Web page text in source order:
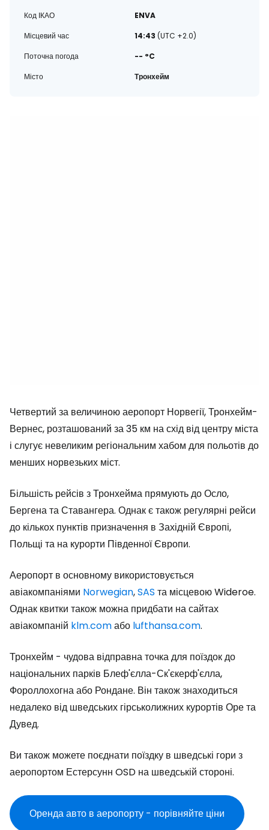
Код ІКАО
ENVA
Місцевий час
14:43 (UTC +2.0)
Поточна погода
-- °C
Місто
Тронхейм
Четвертий за величиною аеропорт Норвегії, Тронхейм-
Вернес, розташований за 35 км на схід від центру міста
і слугує невеликим регіональним хабом для польотів до
менших норвезьких міст.
Більшість рейсів з Тронхейма прямують до Осло,
Бергена та Ставангера. Однак є також регулярні рейси
до кількох пунктів призначення в Західній Європі,
Польщі та на курорти Південної Європи.
Аеропорт в основному використовується
авіакомпаніями Norwegian,SAS та місцевою Wideroe.
Однак квитки також можна придбати на сайтах
авіакомпаній klm.comабо lufthansa.com.
Тронхейм - чудова відправна точка для поїздок до
національних парків Блеф'єлла-Ск'єкерф'єлла,
Фороллохогна або Рондане. Він також знаходиться
недалеко від шведських гірськолижних курортів Оре та
Дувед.
Ви також можете поєднати поїздку в шведські гори з
аеропортом Естерсунн OSD на шведській стороні.
Оренда авто в аеропорту - порівняйте ціни